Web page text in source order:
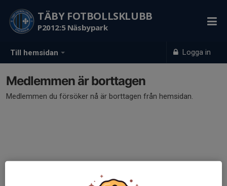
Till hemsidan Logga in
TÄBY FOTBOLLSKLUBB
P2012:5 Näsbypark
Medlemmen är borttagen
Medlemmen du försöker nå är borttagen från hemsidan.